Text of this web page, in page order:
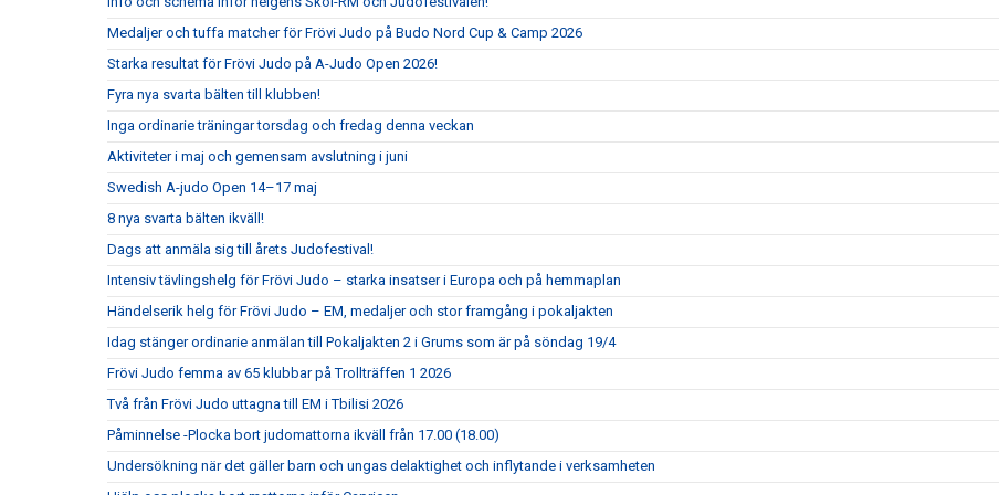
Medaljer och tuffa matcher för Frövi Judo på Budo Nord Cup & Camp 2026
Starka resultat för Frövi Judo på A-Judo Open 2026!
Fyra nya svarta bälten till klubben!
Inga ordinarie träningar torsdag och fredag denna veckan
Aktiviteter i maj och gemensam avslutning i juni
Swedish A-judo Open 14–17 maj
8 nya svarta bälten ikväll!
Dags att anmäla sig till årets Judofestival!
Intensiv tävlingshelg för Frövi Judo – starka insatser i Europa och på hemmaplan
Händelserik helg för Frövi Judo – EM, medaljer och stor framgång i pokaljakten
Idag stänger ordinarie anmälan till Pokaljakten 2 i Grums som är på söndag 19/4
Frövi Judo femma av 65 klubbar på Trollträffen 1 2026
Två från Frövi Judo uttagna till EM i Tbilisi 2026
Påminnelse -Plocka bort judomattorna ikväll från 17.00 (18.00)
Undersökning när det gäller barn och ungas delaktighet och inflytande i verksamheten